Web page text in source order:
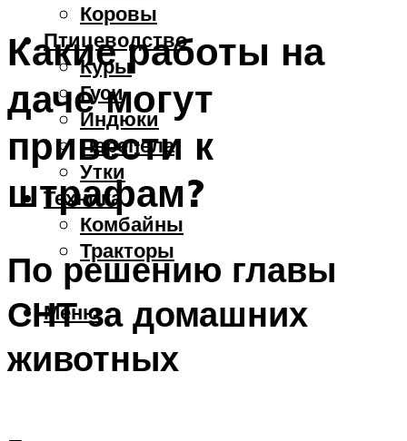
Коровы
Птицеводство
Куры
Гуси
Индюки
Перепела
Утки
Техника
Комбайны
Тракторы
Меню
Какие работы на
даче могут
привести к
штрафам?
По решению главы
СНТ за домашних
животных